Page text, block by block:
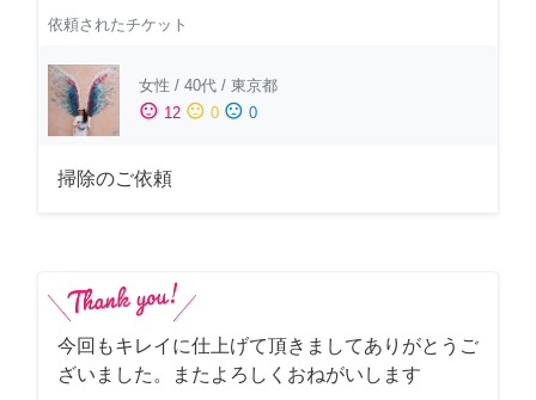
依頼されたチケット
女性 / 40代 / 東京都
sentiment_satisfied 12 sentiment_neutral 0 sentiment_dissatisfied 0
掃除のご依頼
今回もキレイに仕上げて頂きましてありがとうご
ざいました。またよろしくおねがいします